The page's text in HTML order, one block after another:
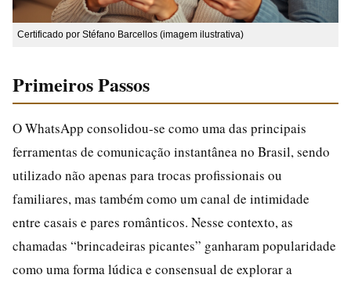
Certificado por Stéfano Barcellos (imagem ilustrativa)
Primeiros Passos
O WhatsApp consolidou-se como uma das principais
ferramentas de comunicação instantânea no Brasil, sendo
utilizado não apenas para trocas profissionais ou
familiares, mas também como um canal de intimidade
entre casais e pares românticos. Nesse contexto, as
chamadas “brincadeiras picantes” ganharam popularidade
como uma forma lúdica e consensual de explorar a